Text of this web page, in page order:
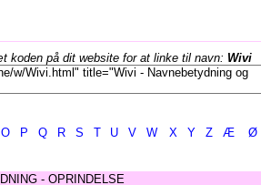
koden på dit website for at linke til navn: Wivi
O P Q R S T U V W X Y Z Æ Ø
- OPRINDELSE